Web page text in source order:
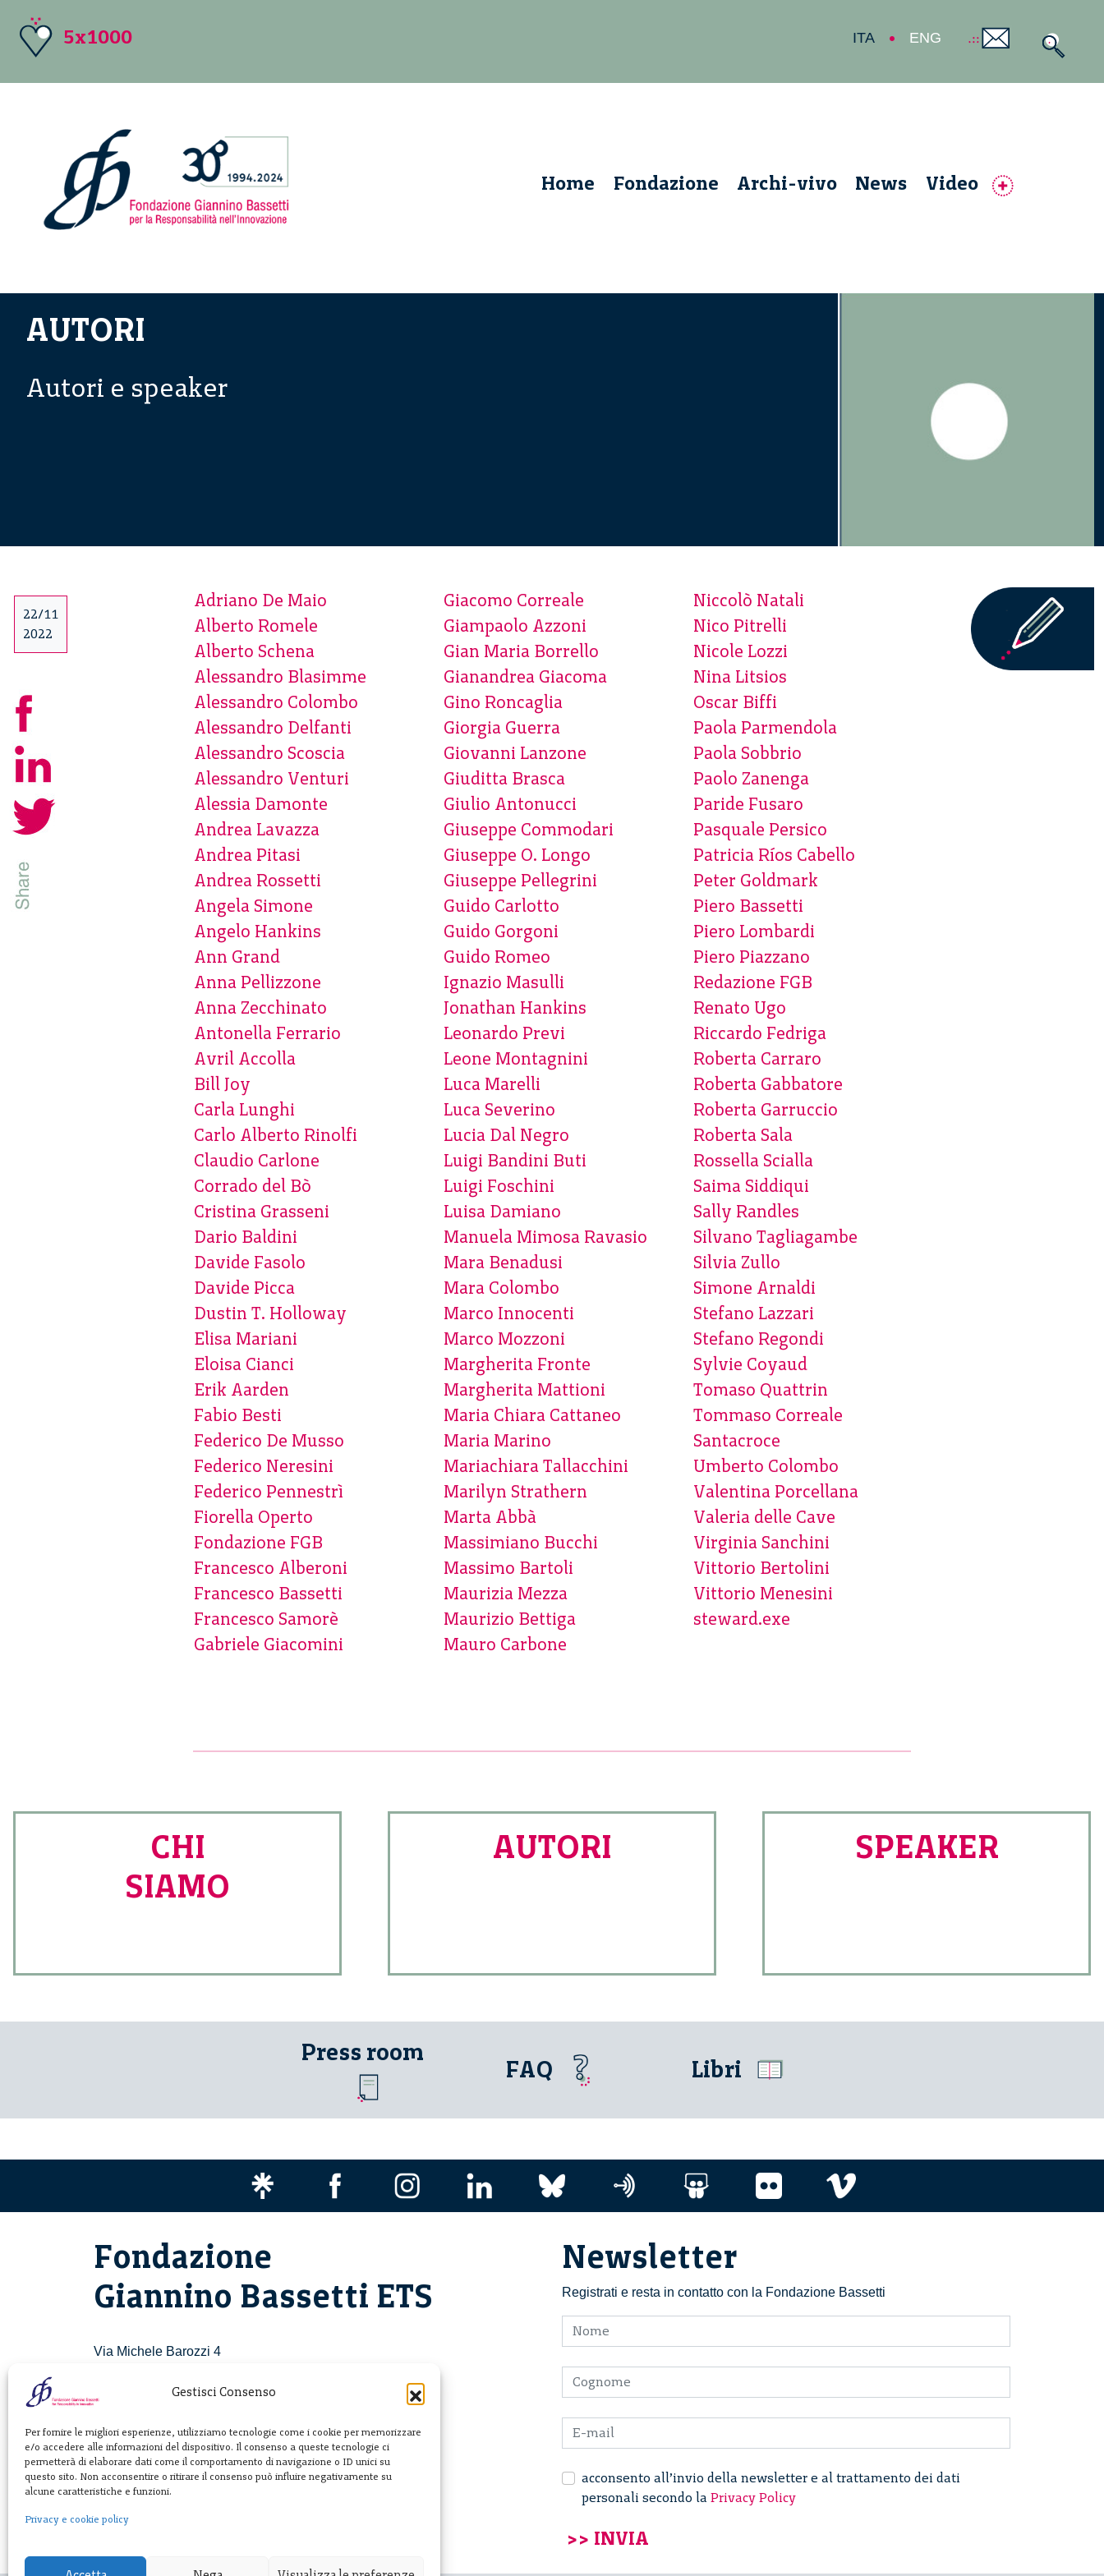
Gestisci Consenso
Per fornire le migliori esperienze, utilizziamo tecnologie come i cookie per memorizzare
e/o accedere alle informazioni del dispositivo. Il consenso a queste tecnologie ci
permetterà di elaborare dati come il comportamento di navigazione o ID unici su
questo sito. Non acconsentire o ritirare il consenso può influire negativamente su
alcune caratteristiche e funzioni.
Privacy e cookie policy
5x1000 ITA ENG
Home Fondazione Archi-vivo News Video
AUTORI
Autori e speaker
22/11
2022
Adriano De Maio
Alberto Romele
Alberto Schena
Alessandro Blasimme
Alessandro Colombo
Alessandro Delfanti
Alessandro Scoscia
Alessandro Venturi
Alessia Damonte
Andrea Lavazza
Andrea Pitasi
Andrea Rossetti
Angela Simone
Angelo Hankins
Ann Grand
Anna Pellizzone
Anna Zecchinato
Antonella Ferrario
Avril Accolla
Bill Joy
Carla Lunghi
Carlo Alberto Rinolfi
Claudio Carlone
Corrado del Bò
Cristina Grasseni
Dario Baldini
Davide Fasolo
Davide Picca
Dustin T. Holloway
Elisa Mariani
Eloisa Cianci
Erik Aarden
Fabio Besti
Federico De Musso
Federico Neresini
Federico Pennestrì
Fiorella Operto
Fondazione FGB
Francesco Alberoni
Francesco Bassetti
Francesco Samorè
Gabriele Giacomini
Giacomo Correale
Giampaolo Azzoni
Gian Maria Borrello
Gianandrea Giacoma
Gino Roncaglia
Giorgia Guerra
Giovanni Lanzone
Giuditta Brasca
Giulio Antonucci
Giuseppe Commodari
Giuseppe O. Longo
Giuseppe Pellegrini
Guido Carlotto
Guido Gorgoni
Guido Romeo
Ignazio Masulli
Jonathan Hankins
Leonardo Previ
Leone Montagnini
Luca Marelli
Luca Severino
Lucia Dal Negro
Luigi Bandini Buti
Luigi Foschini
Luisa Damiano
Manuela Mimosa Ravasio
Mara Benadusi
Mara Colombo
Marco Innocenti
Marco Mozzoni
Margherita Fronte
Margherita Mattioni
Maria Chiara Cattaneo
Maria Marino
Mariachiara Tallacchini
Marilyn Strathern
Marta Abbà
Massimiano Bucchi
Massimo Bartoli
Maurizia Mezza
Maurizio Bettiga
Mauro Carbone
Niccolò Natali
Nico Pitrelli
Nicole Lozzi
Nina Litsios
Oscar Biffi
Paola Parmendola
Paola Sobbrio
Paolo Zanenga
Paride Fusaro
Pasquale Persico
Patricia Ríos Cabello
Peter Goldmark
Piero Bassetti
Piero Lombardi
Piero Piazzano
Redazione FGB
Renato Ugo
Riccardo Fedriga
Roberta Carraro
Roberta Gabbatore
Roberta Garruccio
Roberta Sala
Rossella Scialla
Saima Siddiqui
Sally Randles
Silvano Tagliagambe
Silvia Zullo
Simone Arnaldi
Stefano Lazzari
Stefano Regondi
Sylvie Coyaud
Tomaso Quattrin
Tommaso Correale
Santacroce
Umberto Colombo
Valentina Porcellana
Valeria delle Cave
Virginia Sanchini
Vittorio Bertolini
Vittorio Menesini
steward.exe
CHI
SIAMO
AUTORI SPEAKER
Press room
FAQ Libri
Newsletter
Registrati e resta in contatto con la Fondazione Bassetti
acconsento all’invio della newsletter e al trattamento dei dati
personali secondo la Privacy Policy
Fondazione
Giannino Bassetti ETS
Via Michele Barozzi 4
T. +39 02 781933
info@fondazionebassetti.org
p.i. 12520270153